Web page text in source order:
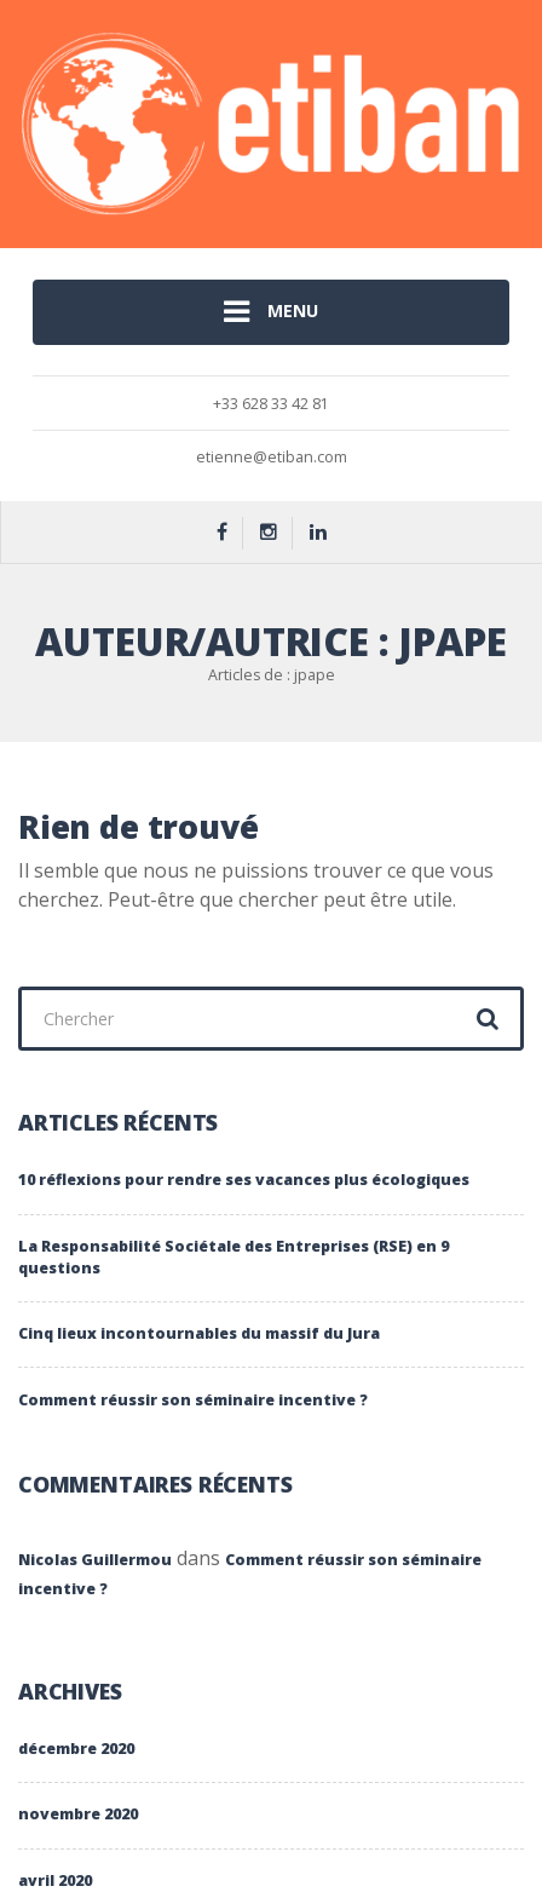
MENU
+33 628 33 42 81
etienne@etiban.com
AUTEUR/AUTRICE : JPAPE
Articles de : jpape
Rien de trouvé
Il semble que nous ne puissions trouver ce que vous
cherchez. Peut-être que chercher peut être utile.
ARTICLES RÉCENTS
10 réflexions pour rendre ses vacances plus écologiques
La Responsabilité Sociétale des Entreprises (RSE) en 9
questions
Cinq lieux incontournables du massif du Jura
Comment réussir son séminaire incentive ?
COMMENTAIRES RÉCENTS
Nicolas Guillermou dans Comment réussir son séminaire
incentive ?
ARCHIVES
décembre 2020
novembre 2020
avril 2020